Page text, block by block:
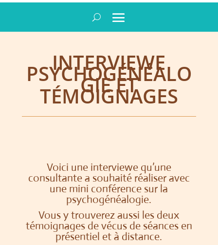
INTERVIEWE
PSYCHOGÉNÉALO
GIE ET
TÉMOIGNAGES
Voici une interviewe qu’une
consultante a souhaité réaliser avec
une mini conférence sur la
psychogénéalogie.
Vous y trouverez aussi les deux
témoignages de vécus de séances en
présentiel et à distance.